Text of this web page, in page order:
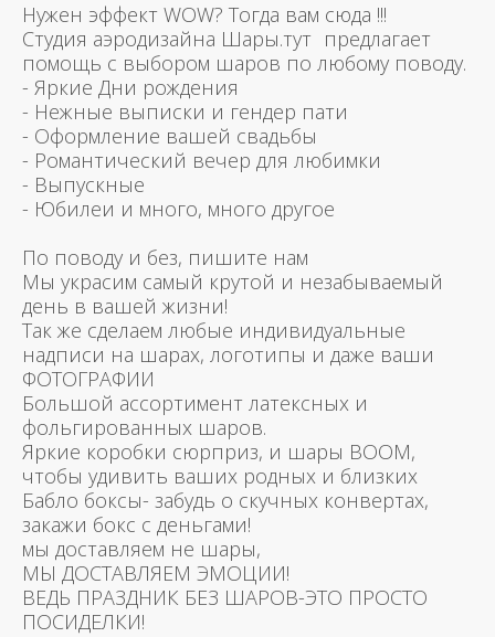
Нужен эффект WOW? Тогда вам сюда !!!
Студия аэродизайна Шары.тут предлагает
помощь с выбором шаров по любому поводу.
- Яркие Дни рождения
- Нежные выписки и гендер пати
- Оформление вашей свадьбы
- Романтический вечер для любимки
- Выпускные
- Юбилеи и много, много другое
По поводу и без, пишите нам
Мы украсим самый крутой и незабываемый
день в вашей жизни!
Так же сделаем любые индивидуальные
надписи на шарах, логотипы и даже ваши
ФОТОГРАФИИ
Большой ассортимент латексных и
фольгированных шаров.
Яркие коробки сюрприз, и шары BOOM,
чтобы удивить ваших родных и близких
Бабло боксы- забудь о скучных конвертах,
закажи бокс с деньгами!
мы доставляем не шары,
МЫ ДОСТАВЛЯЕМ ЭМОЦИИ!
ВЕДЬ ПРАЗДНИК БЕЗ ШАРОВ-ЭТО ПРОСТО
ПОСИДЕЛКИ!